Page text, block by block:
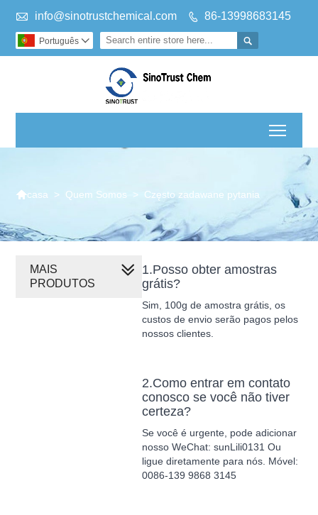
 info@sinotrustchemical.com  86-13998683145

Português 
casa > Quem Somos > Często zadawane pytania
1.Posso obter amostras
grátis?
Sim, 100g de amostra grátis, os
custos de envio serão pagos pelos
nossos clientes.
2.Como entrar em contato
conosco se você não tiver
certeza?
Se você é urgente, pode adicionar
nosso WeChat: sunLili0131 Ou
ligue diretamente para nós. Móvel:
0086-139 9868 3145
MAIS
PRODUTOS